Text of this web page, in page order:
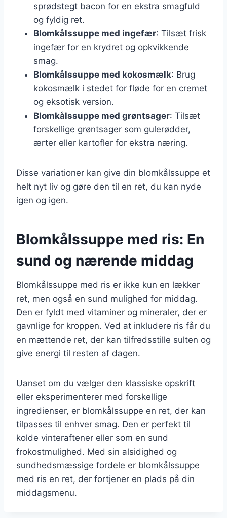
sprødstegt bacon for en ekstra smagfuld
og fyldig ret.
Blomkålssuppe med ingefær: Tilsæt frisk
ingefær for en krydret og opkvikkende
smag.
Blomkålssuppe med kokosmælk: Brug
kokosmælk i stedet for fløde for en cremet
og eksotisk version.
Blomkålssuppe med grøntsager: Tilsæt
forskellige grøntsager som gulerødder,
ærter eller kartofler for ekstra næring.
Disse variationer kan give din blomkålssuppe et
helt nyt liv og gøre den til en ret, du kan nyde
igen og igen.
Blomkålssuppe med ris: En
sund og nærende middag
Blomkålssuppe med ris er ikke kun en lækker
ret, men også en sund mulighed for middag.
Den er fyldt med vitaminer og mineraler, der er
gavnlige for kroppen. Ved at inkludere ris får du
en mættende ret, der kan tilfredsstille sulten og
give energi til resten af dagen.
Uanset om du vælger den klassiske opskrift
eller eksperimenterer med forskellige
ingredienser, er blomkålssuppe en ret, der kan
tilpasses til enhver smag. Den er perfekt til
kolde vinteraftener eller som en sund
frokostmulighed. Med sin alsidighed og
sundhedsmæssige fordele er blomkålssuppe
med ris en ret, der fortjener en plads på din
middagsmenu.